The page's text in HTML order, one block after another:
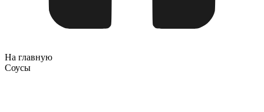
На главную
Соусы